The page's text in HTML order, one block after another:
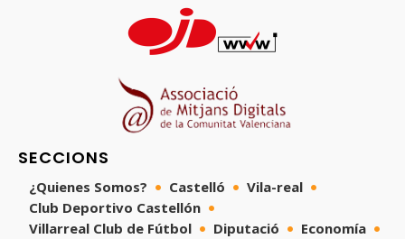
SECCIONS
¿Quienes Somos? Castelló
Vila-real
Club Deportivo Castellón
Villarreal Club de Fútbol
Diputació
Economía